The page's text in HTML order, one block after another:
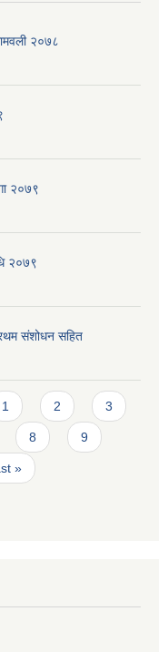
२०७८
२०७९
२०७९
संशोधन सहित
1 2 3
8 9
»